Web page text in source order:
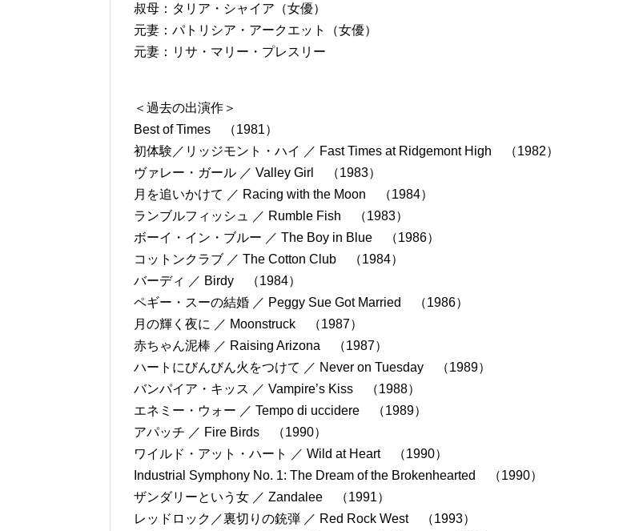
叔母：タリア・シャイア（女優）
元妻：パトリシア・アークエット（女優）
元妻：リサ・マリー・プレスリー
＜過去の出演作＞
Best of Times （1981）
初体験／リッジモント・ハイ ／ Fast Times at Ridgemont High （1982）
ヴァレー・ガール ／ Valley Girl （1983）
月を追いかけて ／ Racing with the Moon （1984）
ランブルフィッシュ ／ Rumble Fish （1983）
ボーイ・イン・ブルー ／ The Boy in Blue （1986）
コットンクラブ ／ The Cotton Club （1984）
バーディ ／ Birdy （1984）
ペギー・スーの結婚 ／ Peggy Sue Got Married （1986）
月の輝く夜に ／ Moonstruck （1987）
赤ちゃん泥棒 ／ Raising Arizona （1987）
ハートにびんびん火をつけて ／ Never on Tuesday （1989）
バンパイア・キッス ／ Vampire’s Kiss （1988）
エネミー・ウォー ／ Tempo di uccidere （1989）
アパッチ ／ Fire Birds （1990）
ワイルド・アット・ハート ／ Wild at Heart （1990）
Industrial Symphony No. 1: The Dream of the Brokenhearted （1990）
ザンダリーという女 ／ Zandalee （1991）
レッドロック／裏切りの銃弾 ／ Red Rock West （1993）